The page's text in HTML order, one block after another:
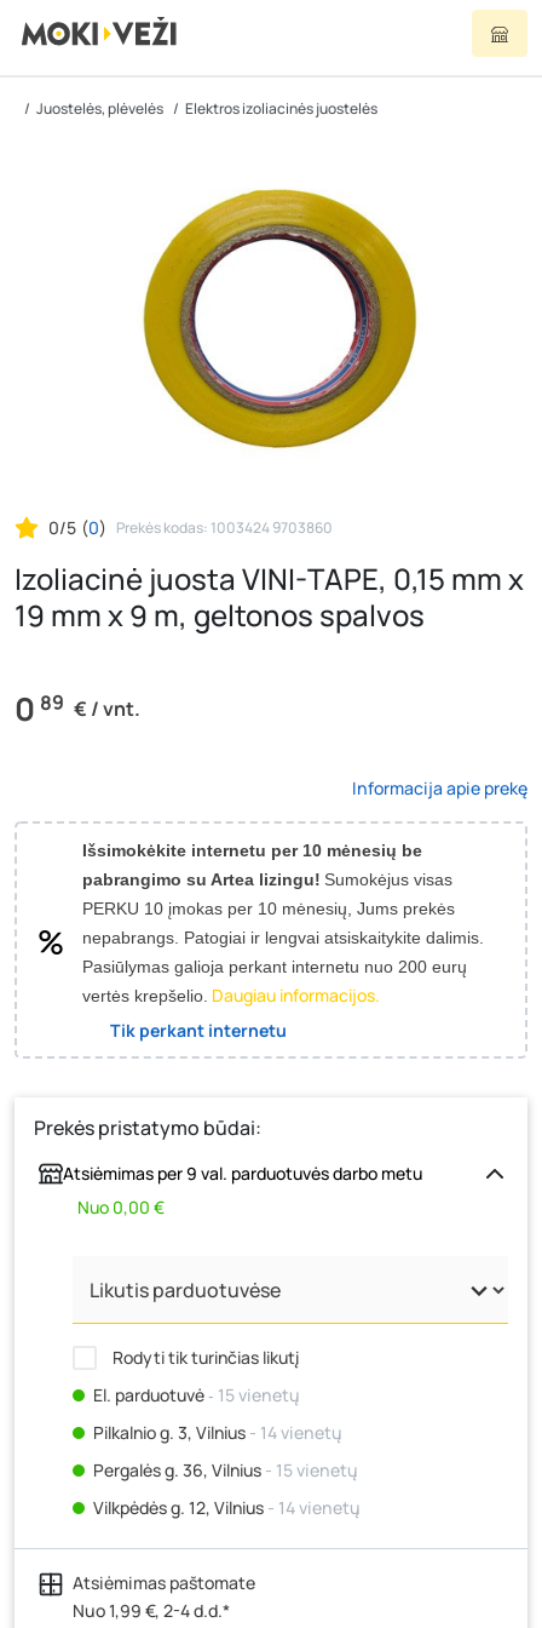
Juostelės, plėvelės Elektros izoliacinės juostelės
0/5 (0) Prekės kodas: 1003424 9703860
Izoliacinė juosta VINI-TAPE, 0,15 mm x
19 mm x 9 m, geltonos spalvos
0 89 € / vnt.
Informacija apie prekę
Išsimokėkite internetu per 10 mėnesių be
pabrangimo su Artea lizingu! Sumokėjus visas
PERKU 10 įmokas per 10 mėnesių, Jums prekės
nepabrangs. Patogiai ir lengvai atsiskaitykite dalimis.
Pasiūlymas galioja perkant internetu nuo 200 eurų
vertės krepšelio. Daugiau informacijos.
Tik perkant internetu
Prekės pristatymo būdai:
Atsiėmimas per 9 val. parduotuvės darbo metu
Nuo 0,00 €
Rodyti tik turinčias likutį
El. parduotuvė‐ 15 vienetų
Pilkalnio g. 3, Vilnius - 14 vienetų
Pergalės g. 36, Vilnius - 15 vienetų
Vilkpėdės g. 12, Vilnius - 14 vienetų
Ateities g. 15, Vilnius- 18 vienetų
Kauno r., Narsiečių k., Vytauto g. 183, Kaunas
vienetai
Atsiėmimas paštomate
Nuo 1,99 €, 2-4 d.d.*